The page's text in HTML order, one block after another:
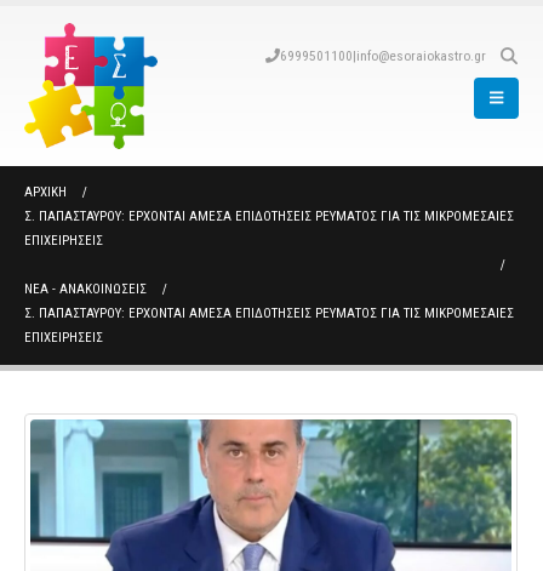
6999501100|info@esoraiokastro.gr
ΑΡΧΙΚΉ
Σ. ΠΑΠΑΣΤΑΎΡΟΥ: ΈΡΧΟΝΤΑΙ ΆΜΕΣΑ ΕΠΙΔΟΤΉΣΕΙΣ ΡΕΎΜΑΤΟΣ ΓΙΑ ΤΙΣ ΜΙΚΡΟΜΕΣΑΊΕΣ
ΕΠΙΧΕΙΡΉΣΕΙΣ
ΝΈΑ - ΑΝΑΚΟΙΝΏΣΕΙΣ
Σ. ΠΑΠΑΣΤΑΎΡΟΥ: ΈΡΧΟΝΤΑΙ ΆΜΕΣΑ ΕΠΙΔΟΤΉΣΕΙΣ ΡΕΎΜΑΤΟΣ ΓΙΑ ΤΙΣ ΜΙΚΡΟΜΕΣΑΊΕΣ
ΕΠΙΧΕΙΡΉΣΕΙΣ